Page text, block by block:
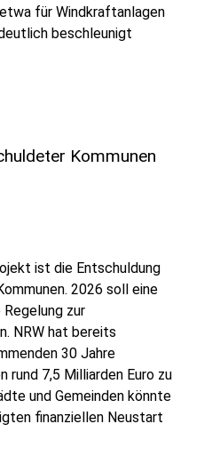
für Windkraftanlagen
beschleunigt
Kommunen
ist die Entschuldung
2026 soll eine
zur
NRW hat bereits
30 Jahre
rund 7,5 Milliarden Euro zu
und Gemeinden könnte
finanziellen Neustart